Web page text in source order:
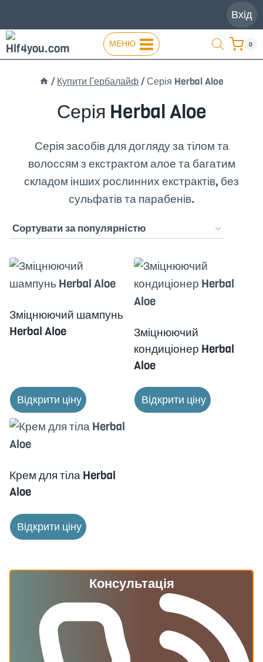
до
вмісту
Вхід
МЕНЮ 0
/ Купити Гербалайф/Серія Herbal Aloe
Серія Herbal Aloe
Серія засобів для догляду за тілом та
волоссям з екстрактом алое та багатим
складом інших рослинних екстрактів, без
сульфатів та парабенів.
Зміцнюючий шампунь
Herbal Aloe
Відкрити ціну
Зміцнюючий
кондиціонер Herbal
Aloe
Відкрити ціну
Крем для тіла Herbal
Aloe
Відкрити ціну
Консультація